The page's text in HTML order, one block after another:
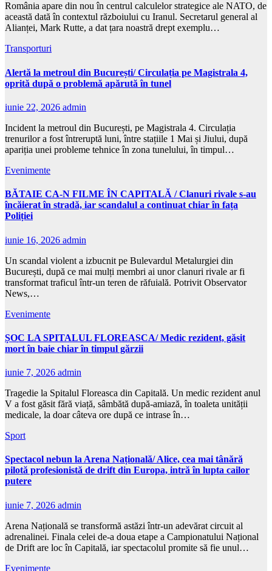
România apare din nou în centrul calculelor strategice ale NATO, de
această dată în contextul războiului cu Iranul. Secretarul general al
Alianței, Mark Rutte, a dat țara noastră drept exemplu…
Transporturi
Alertă la metroul din București/ Circulația pe Magistrala 4,
oprită după o problemă apărută în tunel
iunie 22, 2026 admin
Incident la metroul din București, pe Magistrala 4. Circulația
trenurilor a fost întreruptă luni, între stațiile 1 Mai și Jiului, după
apariția unei probleme tehnice în zona tunelului, în timpul…
Evenimente
BĂTAIE CA-N FILME ÎN CAPITALĂ / Clanuri rivale s-au
încăierat în stradă, iar scandalul a continuat chiar în fața
Poliției
iunie 16, 2026 admin
Un scandal violent a izbucnit pe Bulevardul Metalurgiei din
București, după ce mai mulți membri ai unor clanuri rivale ar fi
transformat traficul într-un teren de răfuială. Potrivit Observator
News,…
Evenimente
ȘOC LA SPITALUL FLOREASCA/ Medic rezident, găsit
mort în baie chiar în timpul gărzii
iunie 7, 2026 admin
Tragedie la Spitalul Floreasca din Capitală. Un medic rezident anul
V a fost găsit fără viață, sâmbătă după-amiază, în toaleta unității
medicale, la doar câteva ore după ce intrase în…
Sport
Spectacol nebun la Arena Națională/ Alice, cea mai tânără
pilotă profesionistă de drift din Europa, intră în lupta cailor
putere
iunie 7, 2026 admin
Arena Națională se transformă astăzi într-un adevărat circuit al
adrenalinei. Finala celei de-a doua etape a Campionatului Național
de Drift are loc în Capitală, iar spectacolul promite să fie unul…
Evenimente